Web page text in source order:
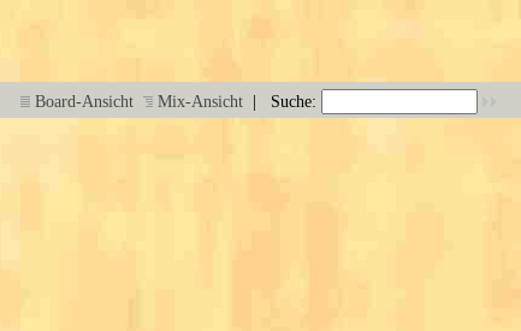
Board-Ansicht Mix-Ansicht | Suche: